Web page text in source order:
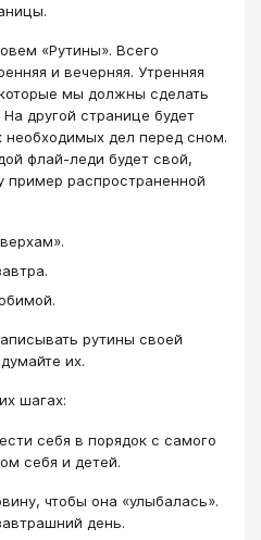
«Рутины». Всего
и вечерняя. Утренняя
мы должны сделать
другой странице будет
необходимых дел перед сном.
флай-леди будет свой,
пример распространенной
рутины своей
их.
шагах:
себя в порядок с самого
себя и детей.
чтобы она «улыбалась».
день.